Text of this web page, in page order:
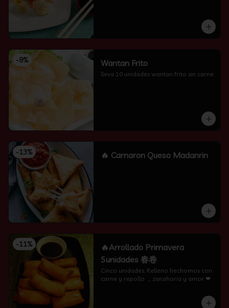
-9% Wantan Frito
lleva 10 unidades wantan frito sin carne
-13% 🔥 Camaron Queso Madanrin
-11%
🔥Arrollado Primavera
5unidades 春卷
Cinco unidades. Relleno hechomos con
carne y repollo ，zanahoria y amor ❤